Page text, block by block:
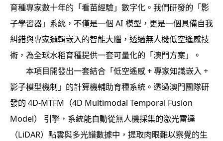
育種專家數十年的「看苗經驗」數字化。我們研發的「影
子學習器」系統，不僅是一個 AI 模型，更是一個具備自我
糾錯與專家邏輯嵌入的智能大腦，透過無人機低空遙感技
術，為全球水稻育種提供一套可量化的「澳門方案」。
本項目開發出一套結合「低空遙感 + 專家知識嵌入 +
影子模型機制」的計算機輔助育種系統。透過澳門團隊研
發的 4D-MTFM（4D Multimodal Temporal Fusion
Model） 引擎，系統能自動從無人機採集的激光雷達
（LiDAR）點雲與多光譜數據中，提取肉眼難以察覺的生